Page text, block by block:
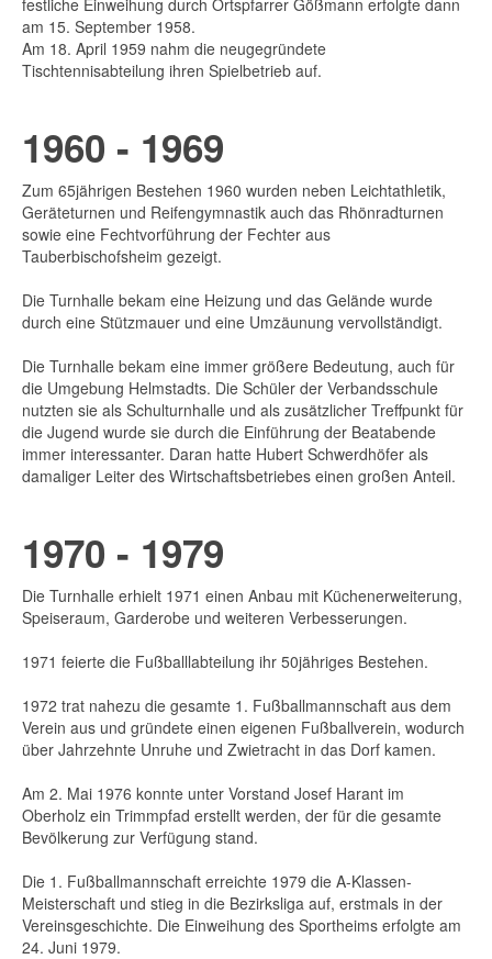
festliche Einweihung durch Ortspfarrer Gößmann erfolgte dann
am 15. September 1958.
Am 18. April 1959 nahm die neugegründete
Tischtennisabteilung ihren Spielbetrieb auf.
1960 - 1969
Zum 65jährigen Bestehen 1960 wurden neben Leichtathletik,
Geräteturnen und Reifengymnastik auch das Rhönradturnen
sowie eine Fechtvorführung der Fechter aus
Tauberbischofsheim gezeigt.
Die Turnhalle bekam eine Heizung und das Gelände wurde
durch eine Stützmauer und eine Umzäunung vervollständigt.
Die Turnhalle bekam eine immer größere Bedeutung, auch für
die Umgebung Helmstadts. Die Schüler der Verbandsschule
nutzten sie als Schulturnhalle und als zusätzlicher Treffpunkt für
die Jugend wurde sie durch die Einführung der Beatabende
immer interessanter. Daran hatte Hubert Schwerdhöfer als
damaliger Leiter des Wirtschaftsbetriebes einen großen Anteil.
1970 - 1979
Die Turnhalle erhielt 1971 einen Anbau mit Küchenerweiterung,
Speiseraum, Garderobe und weiteren Verbesserungen.
1971 feierte die Fußballlabteilung ihr 50jähriges Bestehen.
1972 trat nahezu die gesamte 1. Fußballmannschaft aus dem
Verein aus und gründete einen eigenen Fußballverein, wodurch
über Jahrzehnte Unruhe und Zwietracht in das Dorf kamen.
Am 2. Mai 1976 konnte unter Vorstand Josef Harant im
Oberholz ein Trimmpfad erstellt werden, der für die gesamte
Bevölkerung zur Verfügung stand.
Die 1. Fußballmannschaft erreichte 1979 die A-Klassen-
Meisterschaft und stieg in die Bezirksliga auf, erstmals in der
Vereinsgeschichte. Die Einweihung des Sportheims erfolgte am
24. Juni 1979.